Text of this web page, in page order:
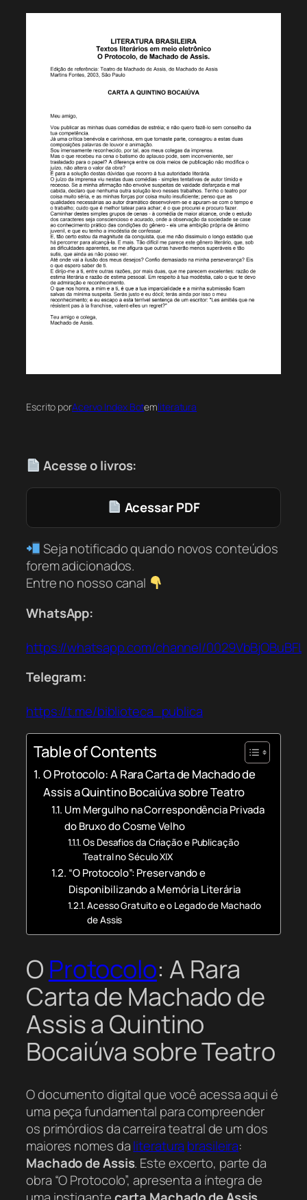
Escrito porAcervo Index Botemliteratura
Acesse o livros:
Acessar PDF
Seja notificado quando novos conteúdos
forem adicionados.
Entre no nosso canal
WhatsApp:
https://whatsapp.com/channel/
Telegram:
https://t.me/biblioteca_publica
Table of Contents
O Protocolo: A Rara Carta de Machado de
Assis a Quintino Bocaiúva sobre Teatro
Um Mergulho na Correspondência Privada
do Bruxo do Cosme Velho
Os Desafios da Criação e Publicação
Teatral no Século XIX
“O Protocolo”: Preservando e
Disponibilizando a Memória Literária
Acesso Gratuito e o Legado de Machado
de Assis
O Protocolo: A Rara
Carta de Machado de
Assis a Quintino
Bocaiúva sobre Teatro
O documento digital que você acessa aqui é
uma peça fundamental para compreender
os primórdios da carreira teatral de um dos
maiores nomes daliteratura brasileira:
Machado de Assis. Este excerto, parte da
obra “O Protocolo”, apresenta a íntegra de